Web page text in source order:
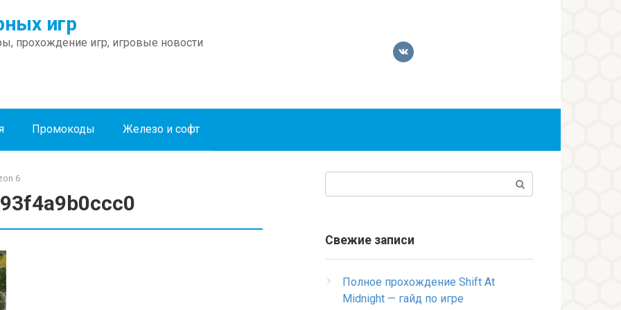
игр
прохождение игр, игровые новости
Промокоды Железо и софт
6
Свежие записи
Полное прохождение Shift At
Midnight — гайд по игре